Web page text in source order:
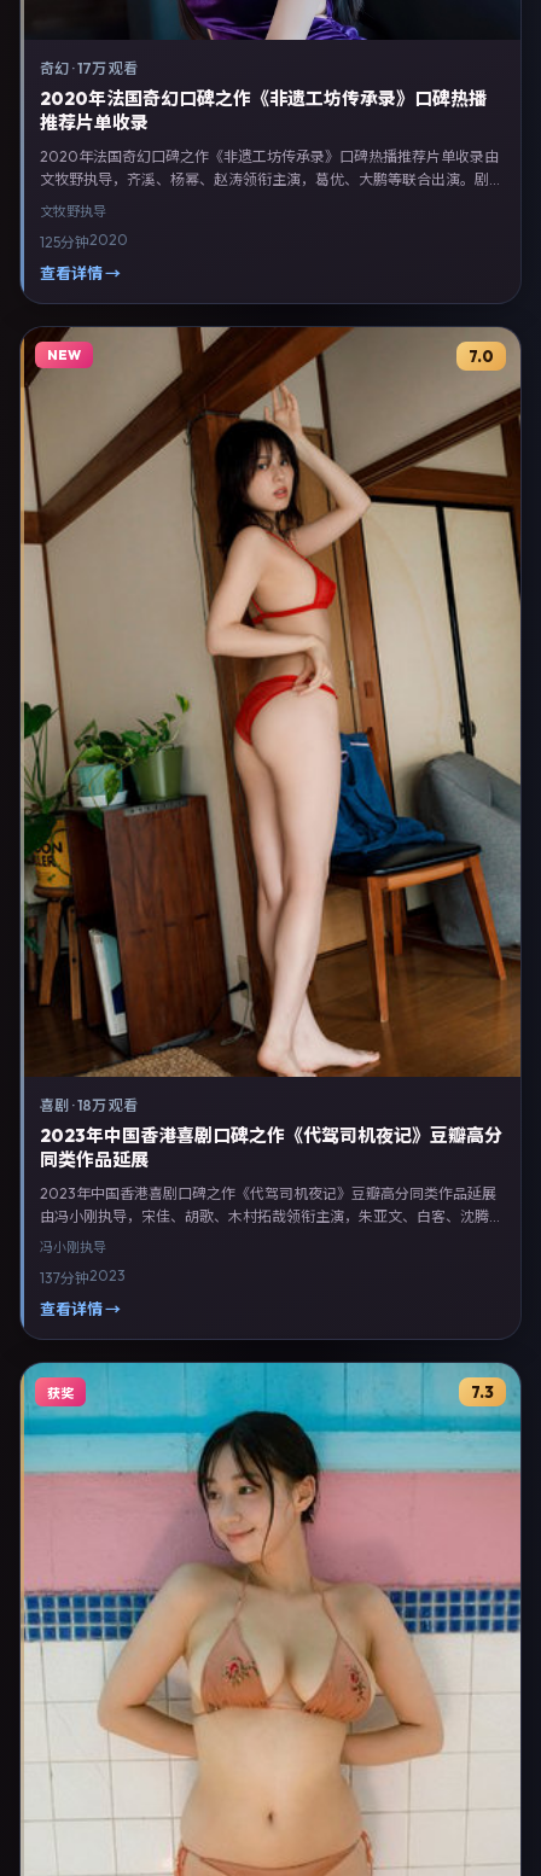
奇幻 ·17万 观看
2020年法国奇幻口碑之作《非遗工坊传承录》口碑热播
推荐片单收录
2020年法国奇幻口碑之作《非遗工坊传承录》口碑热播推荐片单收录由
文牧野执导，齐溪、杨幂、赵涛领衔主演，葛优、大鹏等联合出演。剧情
以奇幻类型为主线，融合法国本土叙事与人物弧光，适合检索「奇幻电影
期，同年季度档期内全渠道上线与二轮放映。影片在节奏、摄影与配乐上
强调沉浸体验，可作为片单推荐、影评长文与专题策划的引用素材。
文牧野执导
125分钟2020
查看详情 →
NEW 7.0
喜剧 ·18万 观看
2023年中国香港喜剧口碑之作《代驾司机夜记》豆瓣高分
同类作品延展
2023年中国香港喜剧口碑之作《代驾司机夜记》豆瓣高分同类作品延展
由冯小刚执导，宋佳、胡歌、木村拓哉领衔主演，朱亚文、白客、沈腾等
联合出演。剧情以喜剧类型为主线，融合中国香港本土叙事与人物弧光，
月16日于中国香港主流院线上映，随后登陆流媒体与电视端。影片在节
奏、摄影与配乐上强调沉浸体验，可作为片单推荐、影评长文与专题策划
冯小刚 执导
137分钟2023
查看详情 →
获奖 7.3